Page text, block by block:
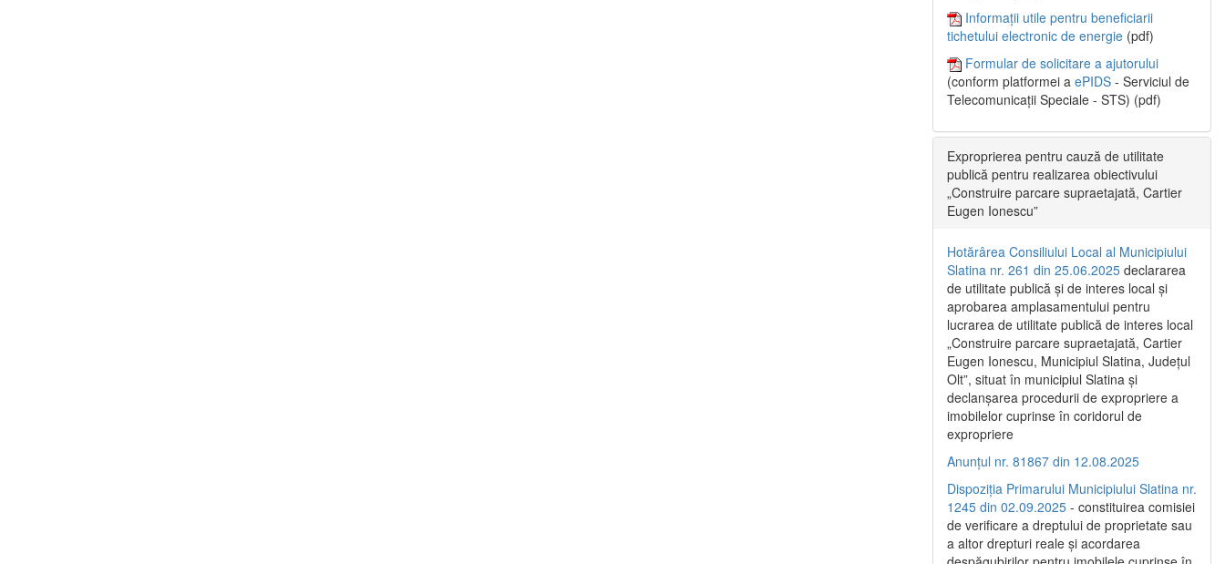
Informații utile pentru beneficiarii
tichetului electronic de energie (pdf)
Formular de solicitare a ajutorului
(conform platformei a ePIDS - Serviciul de
Telecomunicații Speciale - STS) (pdf)
Exproprierea pentru cauză de utilitate
publică pentru realizarea obiectivului
„Construire parcare supraetajată, Cartier
Eugen Ionescu”
Hotărârea Consiliului Local al Municipiului
Slatina nr. 261 din 25.06.2025 declararea
de utilitate publică și de interes local și
aprobarea amplasamentului pentru
lucrarea de utilitate publică de interes local
„Construire parcare supraetajată, Cartier
Eugen Ionescu, Municipiul Slatina, Județul
Olt”, situat în municipiul Slatina și
declanșarea procedurii de expropriere a
imobilelor cuprinse în coridorul de
expropriere
Anunțul nr. 81867 din 12.08.2025
Dispoziția Primarului Municipiului Slatina nr.
1245 din 02.09.2025 - constituirea comisiei
de verificare a dreptului de proprietate sau
a altor drepturi reale și acordarea